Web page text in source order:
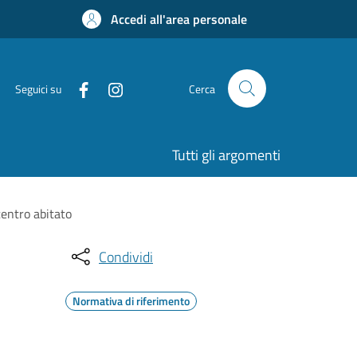
Accedi all'area personale
Seguici su Cerca
Tutti gli argomenti
abitato
Condividi
Normativa di riferimento